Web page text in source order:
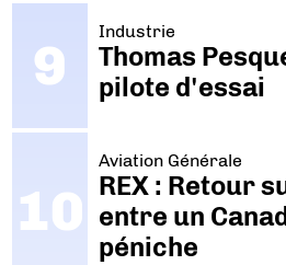
Industrie
Thomas
pilote d'essai
Aviation Générale
REX : Retour
entre un
péniche